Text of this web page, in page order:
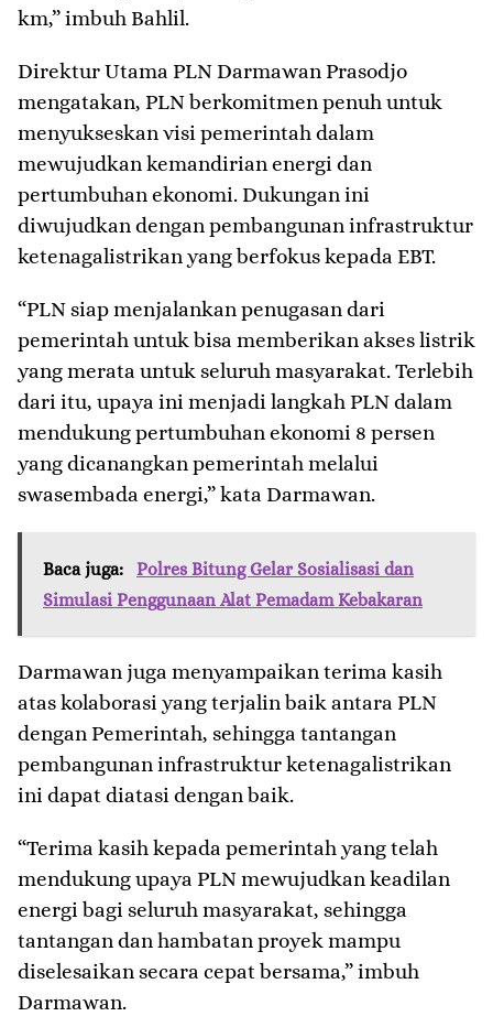
km,” imbuh Bahlil.
Direktur Utama PLN Darmawan Prasodjo
mengatakan, PLN berkomitmen penuh untuk
menyukseskan visi pemerintah dalam
mewujudkan kemandirian energi dan
pertumbuhan ekonomi. Dukungan ini
diwujudkan dengan pembangunan infrastruktur
ketenagalistrikan yang berfokus kepada EBT.
“PLN siap menjalankan penugasan dari
pemerintah untuk bisa memberikan akses listrik
yang merata untuk seluruh masyarakat. Terlebih
dari itu, upaya ini menjadi langkah PLN dalam
mendukung pertumbuhan ekonomi 8 persen
yang dicanangkan pemerintah melalui
swasembada energi,” kata Darmawan.
Baca juga:
Polres Bitung Gelar Sosialisasi dan
Simulasi Penggunaan Alat Pemadam Kebakaran
Darmawan juga menyampaikan terima kasih
atas kolaborasi yang terjalin baik antara PLN
dengan Pemerintah, sehingga tantangan
pembangunan infrastruktur ketenagalistrikan
ini dapat diatasi dengan baik.
“Terima kasih kepada pemerintah yang telah
mendukung upaya PLN mewujudkan keadilan
energi bagi seluruh masyarakat, sehingga
tantangan dan hambatan proyek mampu
diselesaikan secara cepat bersama,” imbuh
Darmawan.